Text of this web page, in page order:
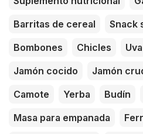
Barritas de cereal
Snack
Bombones
Chicles
Jamón cocido
Jamón
Camote
Yerba Budín
Masa para empanada